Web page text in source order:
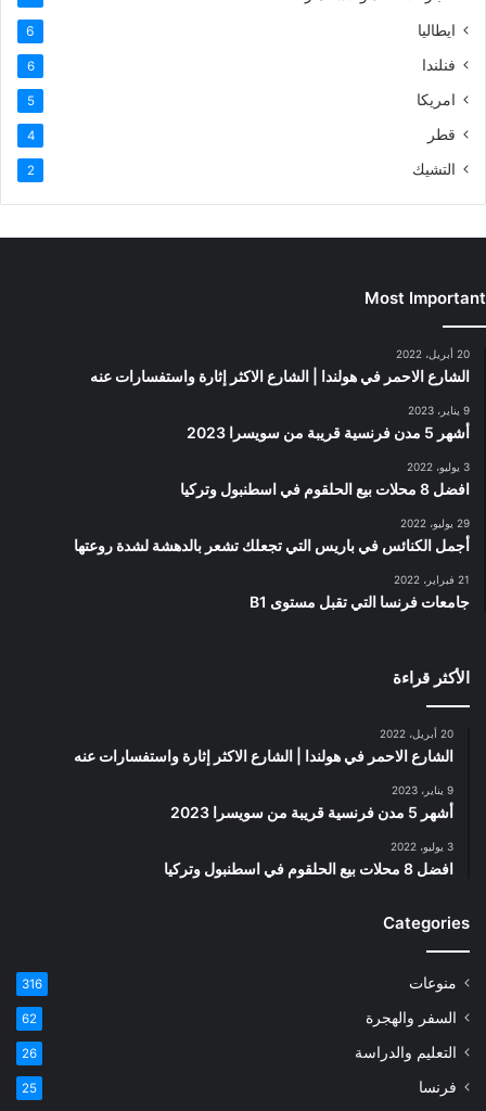
ايطاليا 6
فنلندا 6
امريكا 5
قطر 4
التشيك 2
Most Important
20 أبريل، 2022
الشارع الاحمر في هولندا | الشارع الاكثر إثارة واستفسارات عنه
9 يناير، 2023
أشهر 5 مدن فرنسية قريبة من سويسرا 2023
3 يوليو، 2022
افضل 8 محلات بيع الحلقوم في اسطنبول وتركيا
29 يوليو، 2022
أجمل الكنائس في باريس التي تجعلك تشعر بالدهشة لشدة روعتها
21 فبراير، 2022
جامعات فرنسا التي تقبل مستوى B1
الأكثر قراءة
20 أبريل، 2022
الشارع الاحمر في هولندا | الشارع الاكثر إثارة واستفسارات عنه
9 يناير، 2023
أشهر 5 مدن فرنسية قريبة من سويسرا 2023
3 يوليو، 2022
افضل 8 محلات بيع الحلقوم في اسطنبول وتركيا
Categories
منوعات 316
السفر والهجرة 62
التعليم والدراسة 26
فرنسا 25